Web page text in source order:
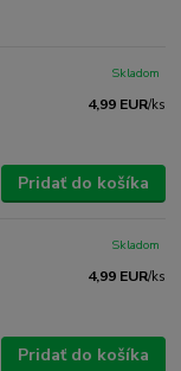
4,99 EUR/ks
Skladom
Pridať do košíka
4,99 EUR/ks
Skladom
Pridať do košíka